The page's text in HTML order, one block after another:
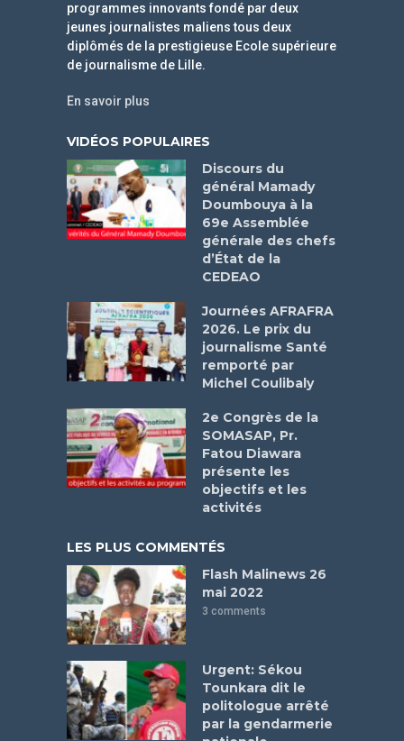
programmes innovants fondé par deux
jeunes journalistes maliens tous deux
diplômés de la prestigieuse Ecole supérieure
de journalisme de Lille.
En savoir plus
VIDÉOS POPULAIRES
Discours du
général Mamady
Doumbouya à la
69e Assemblée
générale des chefs
d’État de la
CEDEAO
Journées AFRAFRA
2026. Le prix du
journalisme Santé
remporté par
Michel Coulibaly
2e Congrès de la
SOMASAP, Pr.
Fatou Diawara
présente les
objectifs et les
activités
LES PLUS COMMENTÉS
Flash Malinews 26
mai 2022
3 comments
Urgent: Sékou
Tounkara dit le
politologue arrêté
par la gendarmerie